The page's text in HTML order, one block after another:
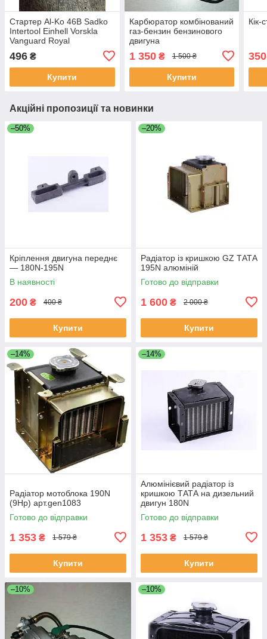
Стартер Al-Ko 46B Sadko
Intertool Einhell Vorskla
Vanguard Royal
1P61F 1P64 Briggs&Stratt
496 ₴
Купити
Карбюратор комбінований
газ-бензин бензинового
двигуна
1 350₴ 1 500 ₴
Купити
Кік-
350
Акційні пропозиції та новинки
–50%
Кріплення двигуна переднє
— 180N-195N
В наявності
200 ₴ 400 ₴
Купити
–20%
Радіатор із кришкою GZ ТАТА
195N алюміній
Готово до відправки
1 600 ₴ 2 000 ₴
Купити
–14%
Радіатор мотоблока 190N
(9Hp) арт.gen1083
Готово до відправки
1 353 ₴ 1 579 ₴
Купити
–14%
Алюмінієвий радіатор із
кришкою ТАТА на дизельний
двигун 180N
Готово до відправки
1 353 ₴ 1 579 ₴
Купити
–10% –10%